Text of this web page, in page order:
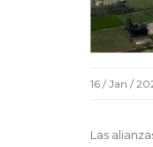
16 / Jan /
Las